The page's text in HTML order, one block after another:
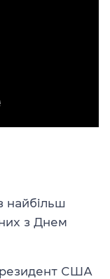
найбільш
з Днем
США